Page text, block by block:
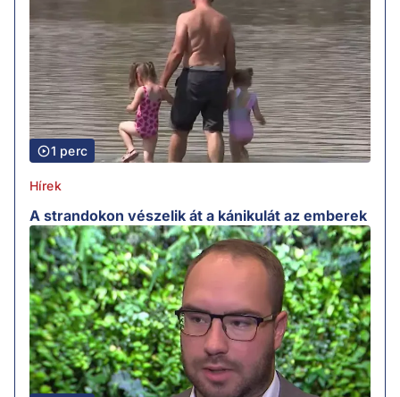
1 perc
Hírek
A strandokon vészelik át a kánikulát az emberek